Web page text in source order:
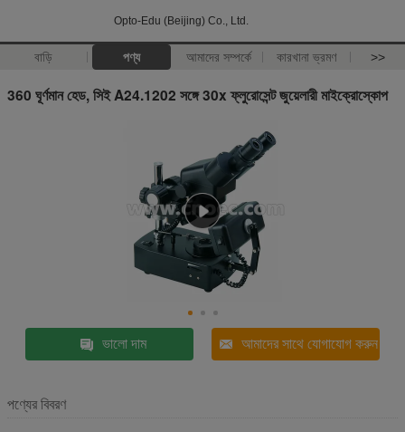
Opto-Edu (Beijing) Co., Ltd.
বাড়ি পণ্য আমাদের সম্পর্কে কারখানা ভ্রমণ >>
360 ঘূর্ণমান হেড, সিই A24.1202 সঙ্গে 30x ফ্লুরোসেন্ট জুয়েলারী মাইক্রোস্কোপ
ভালো দাম আমাদের সাথে যোগাযোগ করুন
পণ্যের বিবরণ